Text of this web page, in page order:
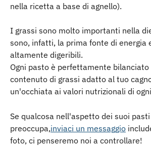
nella ricetta a base di agnello).
I grassi sono molto importanti nella
sono, infatti, la prima fonte di energia
altamente digeribili.
Ogni pasto è perfettamente bilanciato
contenuto di grassi adatto al tuo
un'occhiata ai valori nutrizionali di
Se qualcosa nell'aspetto dei suoi
preoccupa,inviaci un messaggio
foto, ci penseremo noi a controllare!